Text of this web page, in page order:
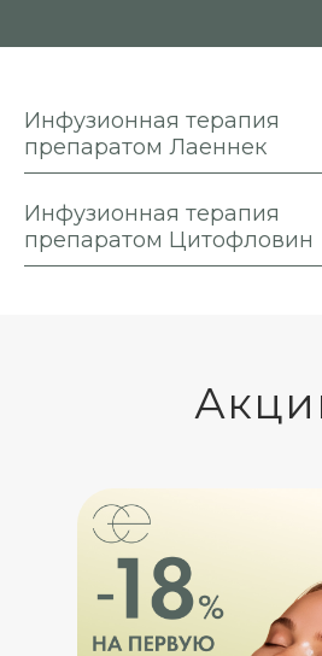
Инфузионная терапия
препаратом Лаеннек
Инфузионная терапия
препаратом Цитофловин